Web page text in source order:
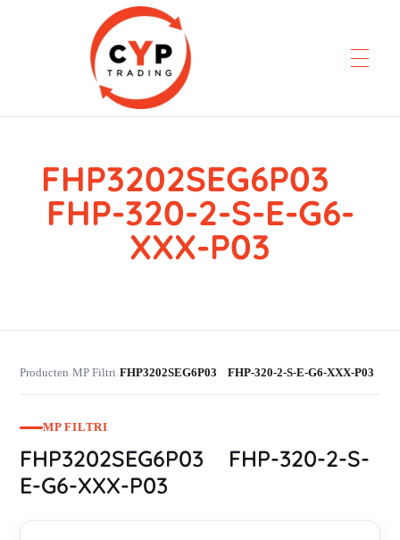
CYP Trading
Professionelle Ersatzteilbeschaffung
FHP3202SEG6P03
FHP-320-2-S-E-G6-
XXX-P03
Producten›MP Filtri›FHP3202SEG6P03 FHP-320-2-S-E-G6-XXX-P03
MP FILTRI
FHP3202SEG6P03 FHP-320-2-S-
E-G6-XXX-P03